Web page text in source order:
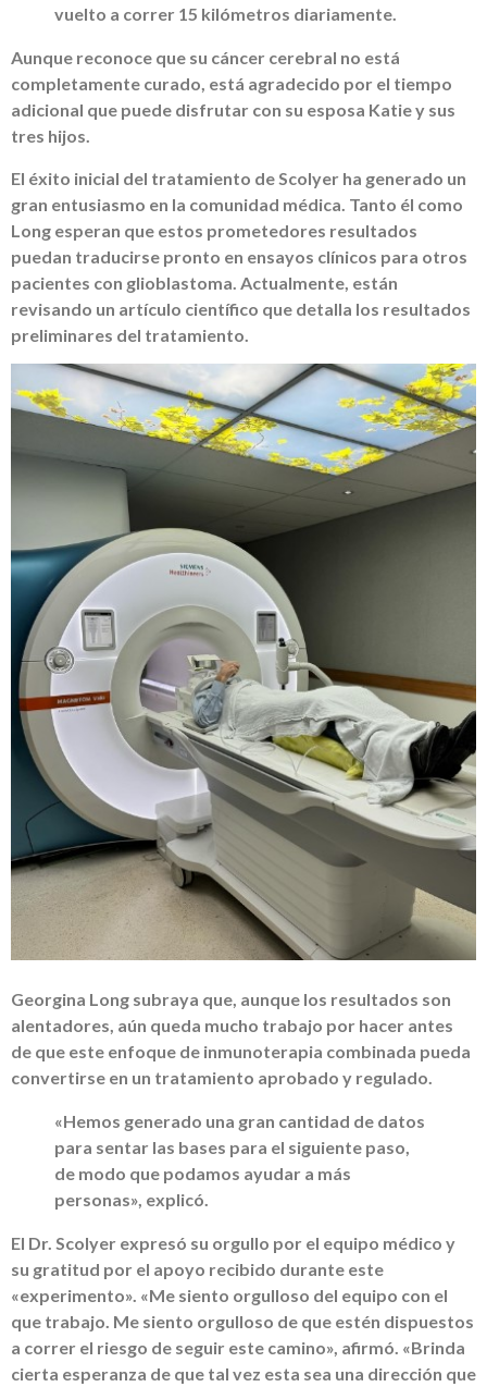
vuelto a correr 15 kilómetros diariamente.
Aunque reconoce que su cáncer cerebral no está
completamente curado, está agradecido por el tiempo
adicional que puede disfrutar con su esposa Katie y sus
tres hijos.
El éxito inicial del tratamiento de Scolyer ha generado un
gran entusiasmo en la comunidad médica. Tanto él como
Long esperan que estos prometedores resultados
puedan traducirse pronto en ensayos clínicos para otros
pacientes con glioblastoma. Actualmente, están
revisando un artículo científico que detalla los resultados
preliminares del tratamiento.
Georgina Long subraya que, aunque los resultados son
alentadores, aún queda mucho trabajo por hacer antes
de que este enfoque de inmunoterapia combinada pueda
convertirse en un tratamiento aprobado y regulado.
«Hemos generado una gran cantidad de datos
para sentar las bases para el siguiente paso,
de modo que podamos ayudar a más
personas», explicó.
El Dr. Scolyer expresó su orgullo por el equipo médico y
su gratitud por el apoyo recibido durante este
«experimento». «Me siento orgulloso del equipo con el
que trabajo. Me siento orgulloso de que estén dispuestos
a correr el riesgo de seguir este camino», afirmó. «Brinda
cierta esperanza de que tal vez esta sea una dirección que